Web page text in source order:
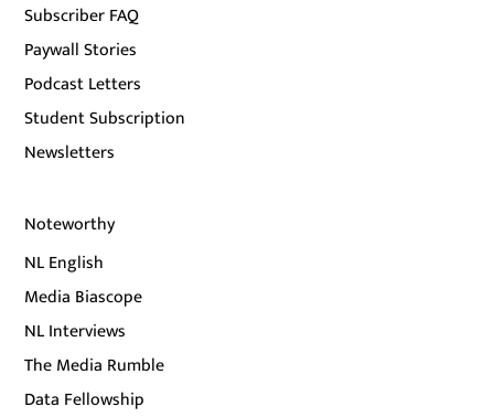
Subscriber FAQ
Paywall Stories
Podcast Letters
Student Subscription
Newsletters
Noteworthy
NL English
Media Biascope
NL Interviews
The Media Rumble
Data Fellowship